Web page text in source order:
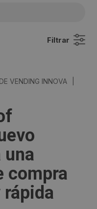
Filtrar
VENDING INNOVA
una
compra